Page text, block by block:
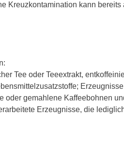
Kreuzkontamination kann
Tee oder Teeextrakt,
oder gemahlene Kaffeebohnen
Erzeugnisse, die